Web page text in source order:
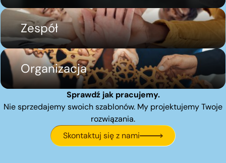
Zespół
Organizacja
Skontaktuj się z nami
Sprawdź jak pracujemy.
Nie sprzedajemy swoich szablonów. My projektujemy Twoje
rozwiązania.